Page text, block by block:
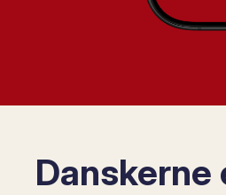
Danskerne